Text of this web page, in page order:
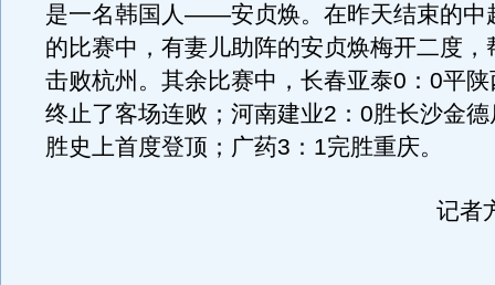
是一名韩国人——安贞焕。在昨天结束的中
的比赛中，有妻儿助阵的安贞焕梅开二度，
击败杭州。其余比赛中，长春亚泰0：0平
终止了客场连败；河南建业2：0胜长沙金
胜史上首度登顶；广药3：1完胜重庆。
记者